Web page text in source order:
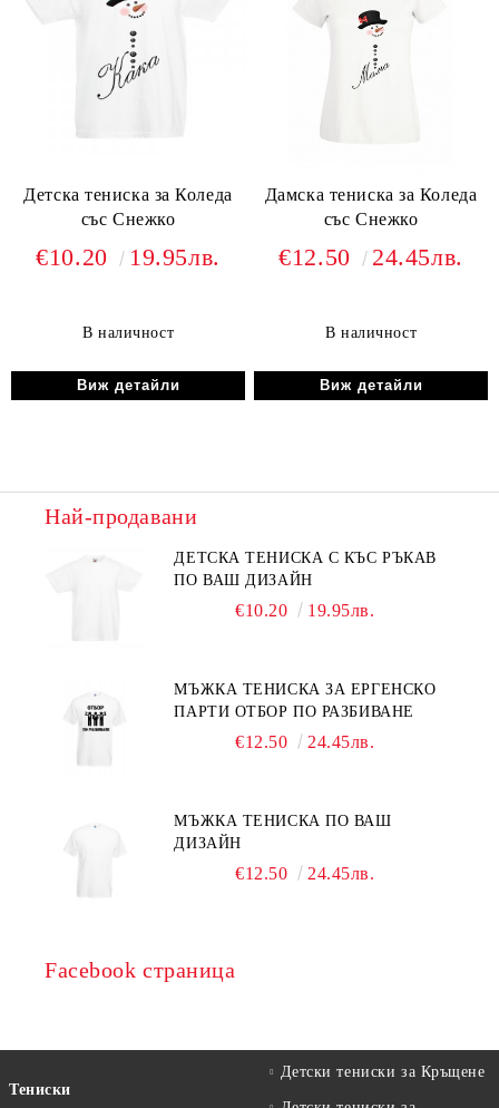
Детска тениска за Коледа
със Снежко
€10.20 19.95лв.
В наличност
Виж детайли
Дамска тениска за Коледа
със Снежко
€12.50 24.45лв.
В наличност
Виж детайли
Най-продавани
ДЕТСКА ТЕНИСКА С КЪС РЪКАВ
ПО ВАШ ДИЗАЙН
€10.20 19.95лв.
МЪЖКА ТЕНИСКА ЗА ЕРГЕНСКО
ПАРТИ ОТБОР ПО РАЗБИВАНЕ
€12.50 24.45лв.
МЪЖКА ТЕНИСКА ПО ВАШ
ДИЗАЙН
€12.50 24.45лв.
Facebook страница
Тениски
Детски тениски за Кръщене